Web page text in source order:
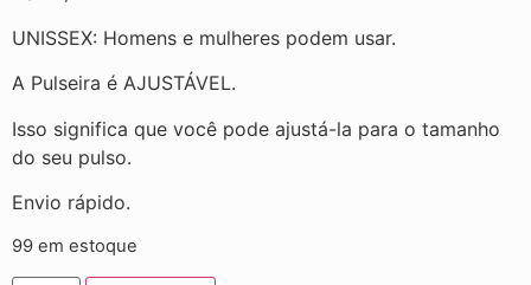
UNISSEX: Homens e mulheres podem usar.
A Pulseira é AJUSTÁVEL.
Isso significa que você pode ajustá-la para o tamanho
do seu pulso.
Envio rápido.
99 em estoque